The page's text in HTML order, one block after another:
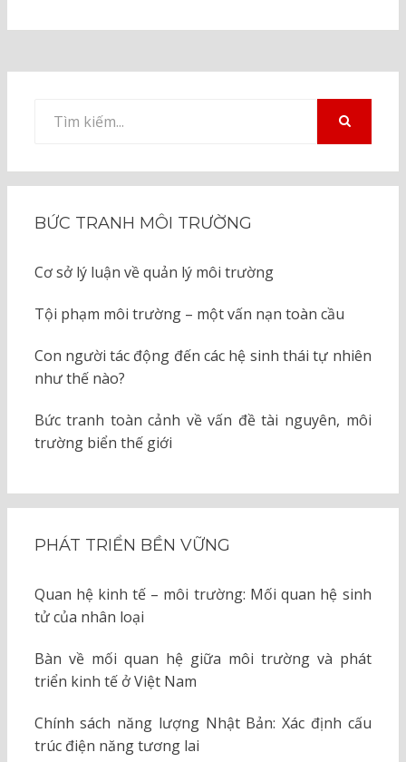
kiếm
BỨC TRANH MÔI TRƯỜNG
Cơ sở lý luận về quản lý môi trường
Tội phạm môi trường – một vấn nạn toàn cầu
Con người tác động đến các hệ sinh thái tự nhiên
như thế nào?
Bức tranh toàn cảnh về vấn đề tài nguyên, môi
trường biển thế giới
PHÁT TRIỂN BỀN VỮNG
Quan hệ kinh tế – môi trường: Mối quan hệ sinh
tử của nhân loại
Bàn về mối quan hệ giữa môi trường và phát
triển kinh tế ở Việt Nam
Chính sách năng lượng Nhật Bản: Xác định cấu
trúc điện năng tương lai